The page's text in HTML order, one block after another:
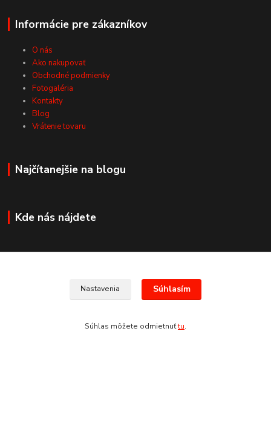
Informácie pre zákazníkov
O nás
Ako nakupovať
Obchodné podmienky
Fotogaléria
Kontakty
Blog
Vrátenie tovaru
Najčítanejšie na blogu
Kde nás nájdete
(Po-Pia, 8:30-17:30 hod.)
Nastavenia Súhlasím
Súhlas môžete odmietnuťtu.